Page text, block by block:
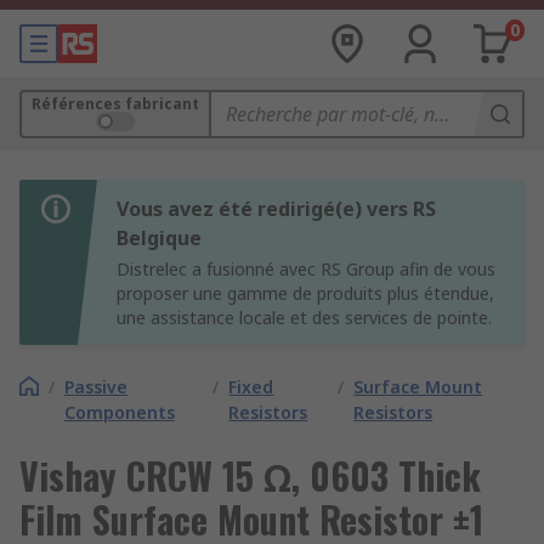
0
Références fabricant
Vous avez été redirigé(e) vers RS
Belgique
Distrelec a fusionné avec RS Group afin de vous
proposer une gamme de produits plus étendue,
une assistance locale et des services de pointe.
/ Passive
Components
/ Fixed
Resistors
/ Surface Mount
Resistors
Vishay CRCW 15 Ω, 0603 Thick
Film Surface Mount Resistor ±1